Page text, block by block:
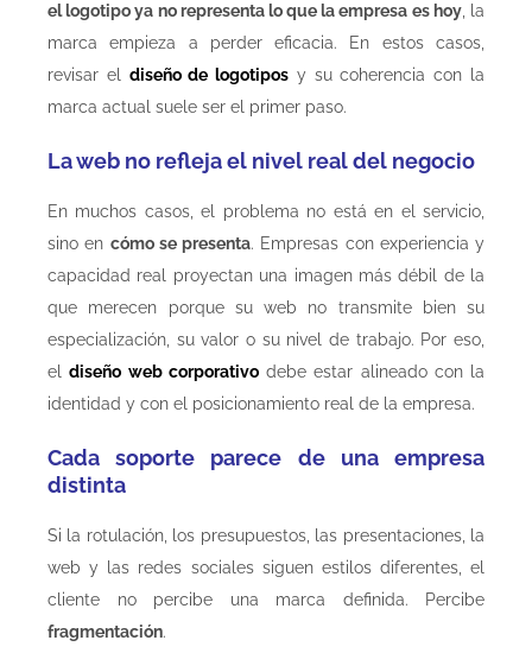
el logotipo ya no representa lo que la empresa es hoy, la
marca empieza a perder eficacia. En estos casos,
revisar el diseño de logotipos y su coherencia con la
marca actual suele ser el primer paso.
La web no refleja el nivel real del negocio
En muchos casos, el problema no está en el servicio,
sino en cómo se presenta. Empresas con experiencia y
capacidad real proyectan una imagen más débil de la
que merecen porque su web no transmite bien su
especialización, su valor o su nivel de trabajo. Por eso,
eldiseño web corporativodebe estar alineado con la
identidad y con el posicionamiento real de la empresa.
Cada soporte parece de una empresa
distinta
Si la rotulación, los presupuestos, las presentaciones, la
web y las redes sociales siguen estilos diferentes, el
cliente no percibe una marca definida. Percibe
fragmentación.